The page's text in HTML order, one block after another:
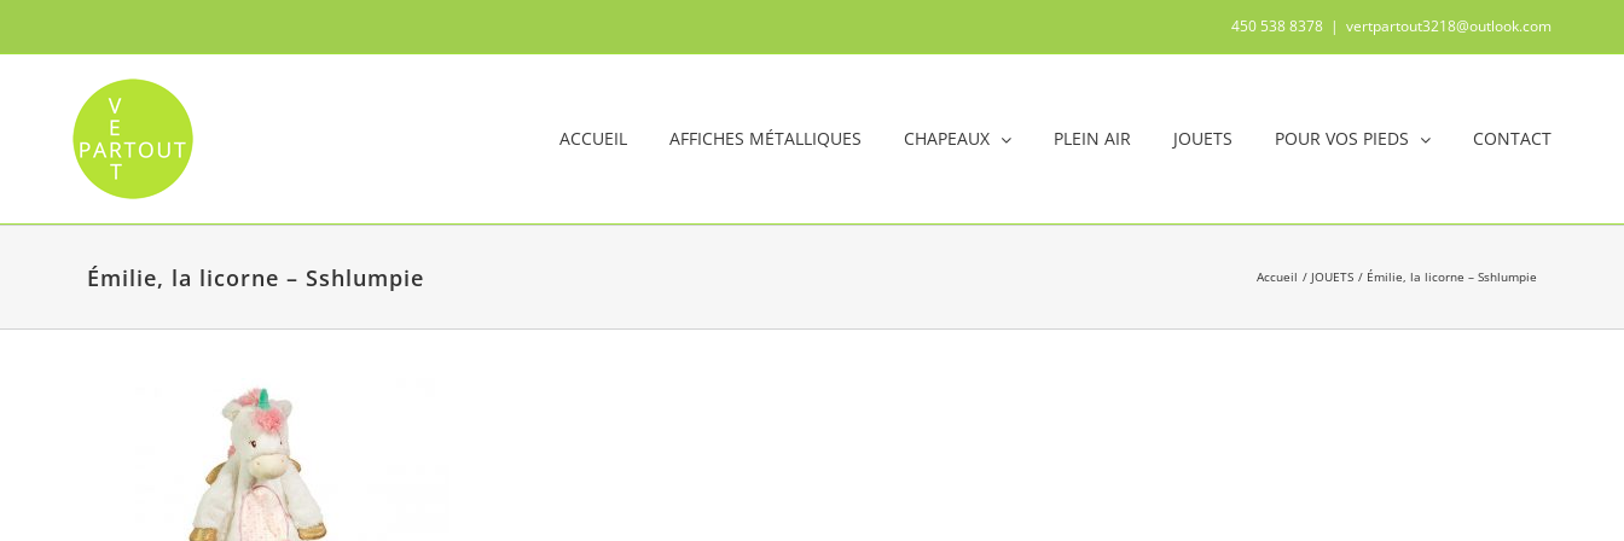
au
450 538 8378 | vertpartout3218@outlook.com
ACCUEIL AFFICHES MÉTALLIQUES CHAPEAUX PLEIN AIR JOUETS POUR VOS PIEDS CONTACT
Émilie, la licorne – Sshlumpie Accueil JOUETS Émilie, la licorne – Sshlumpie